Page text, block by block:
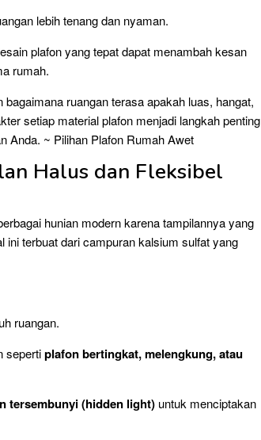
lebih tenang dan nyaman.
plafon yang tepat dapat menambah kesan
rumah.
ruangan terasa apakah luas, hangat,
setiap material plafon menjadi langkah penting
Anda. ~ Pilihan Plafon Rumah Awet
Halus dan Fleksibel
hunian modern karena tampilannya yang
ini terbuat dari campuran kalsium sulfat yang
ruangan.
sepertiplafon bertingkat, melengkung, atau
tersembunyi (hidden light) untuk menciptakan